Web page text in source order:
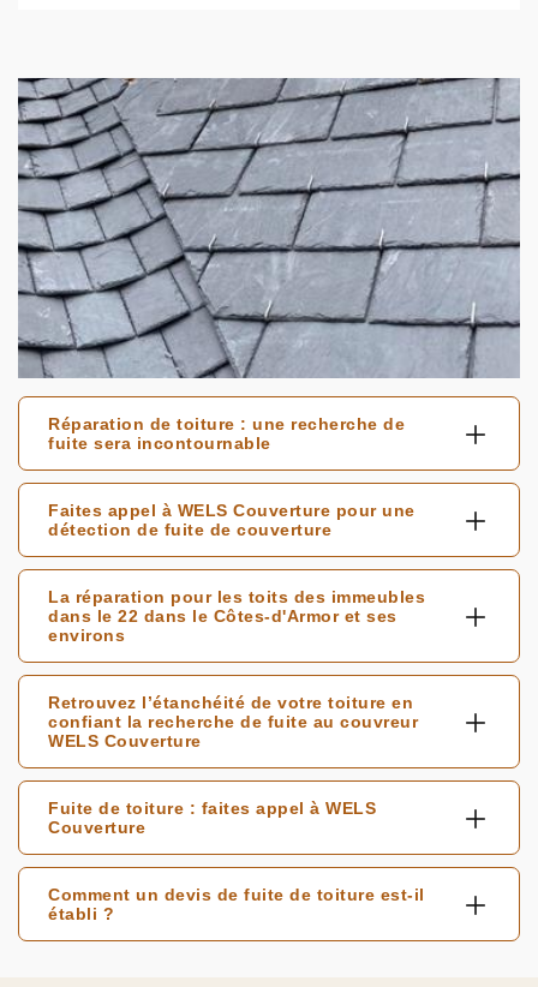
Réparation de toiture : une recherche de
fuite sera incontournable
Faites appel à WELS Couverture pour une
détection de fuite de couverture
La réparation pour les toits des immeubles
dans le 22 dans le Côtes-d'Armor et ses
environs
Retrouvez l’étanchéité de votre toiture en
confiant la recherche de fuite au couvreur
WELS Couverture
Fuite de toiture : faites appel à WELS
Couverture
Comment un devis de fuite de toiture est-il
établi ?